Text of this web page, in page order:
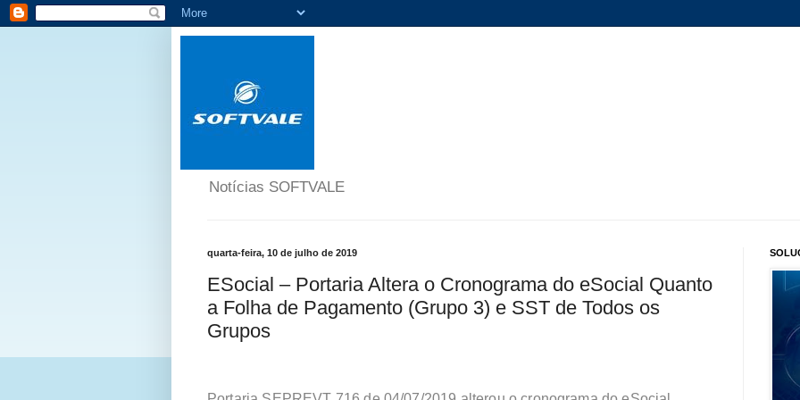
Notícias SOFTVALE
quarta-feira, 10 de julho de 2019
ESocial – Portaria Altera o Cronograma do eSocial Quanto
a Folha de Pagamento (Grupo 3) e SST de Todos os
Grupos